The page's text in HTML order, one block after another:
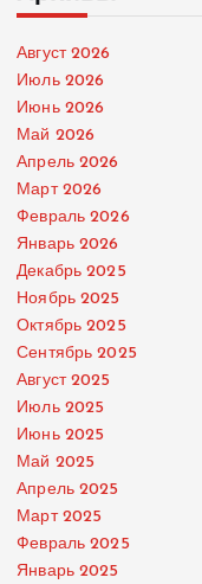
Август 2026
Июль 2026
Июнь 2026
Май 2026
Апрель 2026
Март 2026
Февраль 2026
Январь 2026
Декабрь 2025
Ноябрь 2025
Октябрь 2025
Сентябрь 2025
Август 2025
Июль 2025
Июнь 2025
Май 2025
Апрель 2025
Март 2025
Февраль 2025
Январь 2025